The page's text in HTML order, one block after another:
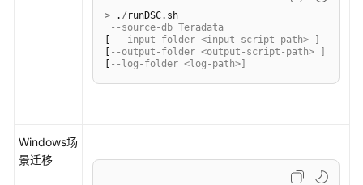
Connector
端
> . / runDSC.sh
--source-db Teradata
--input-folder <input-script-path> ]
--output-folder <output-script-path> ]
--log-folder <log-path>]
Windows场
景迁移